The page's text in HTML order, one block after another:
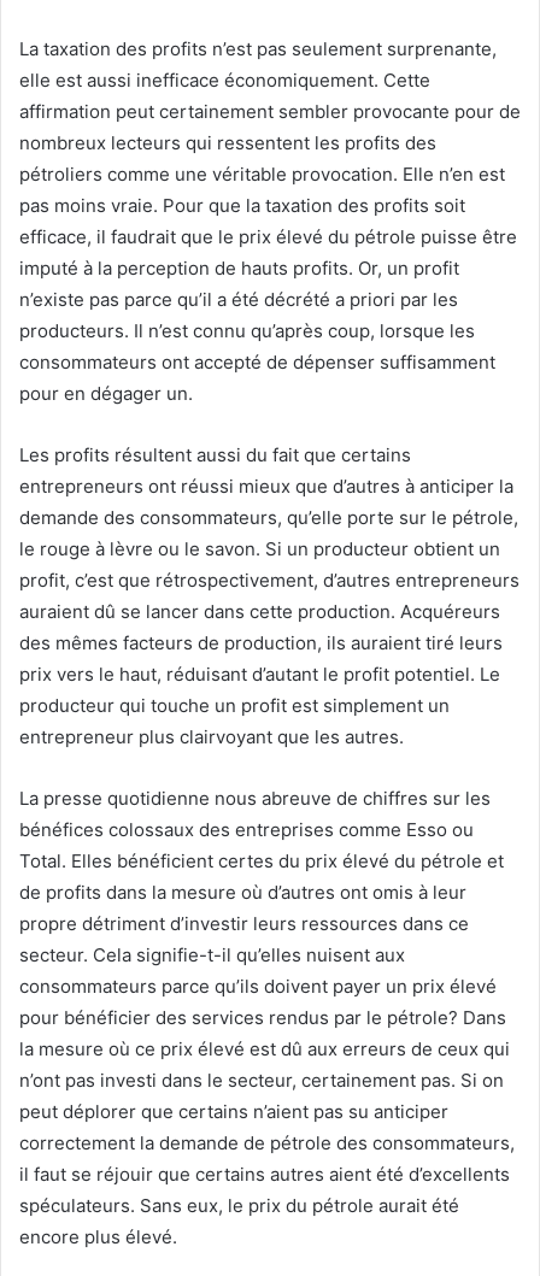
La taxation des profits n’est pas seulement surprenante,
elle est aussi inefficace économiquement. Cette
affirmation peut certainement sembler provocante pour de
nombreux lecteurs qui ressentent les profits des
pétroliers comme une véritable provocation. Elle n’en est
pas moins vraie. Pour que la taxation des profits soit
efficace, il faudrait que le prix élevé du pétrole puisse être
imputé à la perception de hauts profits. Or, un profit
n’existe pas parce qu’il a été décrété a priori par les
producteurs. Il n’est connu qu’après coup, lorsque les
consommateurs ont accepté de dépenser suffisamment
pour en dégager un.
Les profits résultent aussi du fait que certains
entrepreneurs ont réussi mieux que d’autres à anticiper la
demande des consommateurs, qu’elle porte sur le pétrole,
le rouge à lèvre ou le savon. Si un producteur obtient un
profit, c’est que rétrospectivement, d’autres entrepreneurs
auraient dû se lancer dans cette production. Acquéreurs
des mêmes facteurs de production, ils auraient tiré leurs
prix vers le haut, réduisant d’autant le profit potentiel. Le
producteur qui touche un profit est simplement un
entrepreneur plus clairvoyant que les autres.
La presse quotidienne nous abreuve de chiffres sur les
bénéfices colossaux des entreprises comme Esso ou
Total. Elles bénéficient certes du prix élevé du pétrole et
de profits dans la mesure où d’autres ont omis à leur
propre détriment d’investir leurs ressources dans ce
secteur. Cela signifie-t-il qu’elles nuisent aux
consommateurs parce qu’ils doivent payer un prix élevé
pour bénéficier des services rendus par le pétrole? Dans
la mesure où ce prix élevé est dû aux erreurs de ceux qui
n’ont pas investi dans le secteur, certainement pas. Si on
peut déplorer que certains n’aient pas su anticiper
correctement la demande de pétrole des consommateurs,
il faut se réjouir que certains autres aient été d’excellents
spéculateurs. Sans eux, le prix du pétrole aurait été
encore plus élevé.